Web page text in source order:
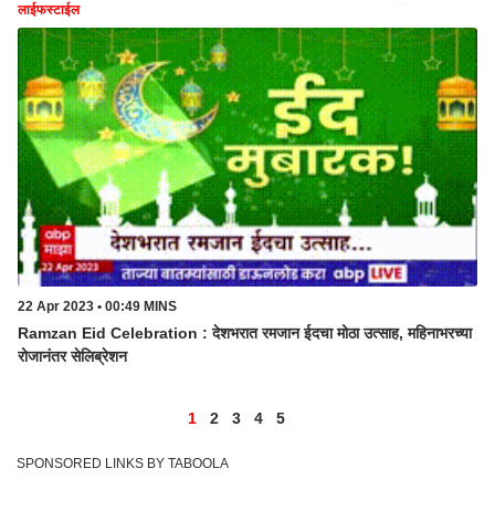
लाईफस्टाईल
22 Apr 2023 • 00:49 MINS
Ramzan Eid Celebration : देशभरात रमजान ईदचा मोठा उत्साह, महिनाभरच्या
रोजानंतर सेलिब्रेशन
1 2 3 4 5
SPONSORED LINKS BY TABOOLA